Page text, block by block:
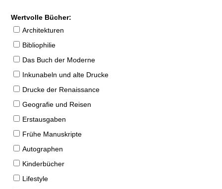
Wertvolle Bücher:
Architekturen
Bibliophilie
Das Buch der Moderne
Inkunabeln und alte Drucke
Drucke der Renaissance
Geografie und Reisen
Erstausgaben
Frühe Manuskripte
Autographen
Kinderbücher
Lifestyle